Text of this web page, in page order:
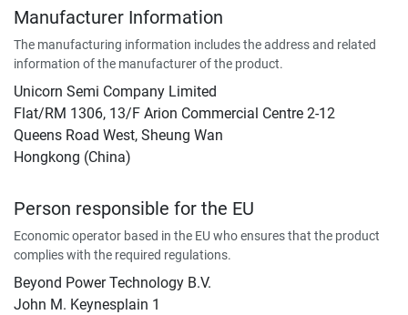
Manufacturer Information
The manufacturing information includes the address and related
information of the manufacturer of the product.
Unicorn Semi Company Limited
Flat/RM 1306, 13/F Arion Commercial Centre 2-12
Queens Road West, Sheung Wan
Hongkong (China)
Person responsible for the EU
Economic operator based in the EU who ensures that the product
complies with the required regulations.
Beyond Power Technology B.V.
John M. Keynesplain 1